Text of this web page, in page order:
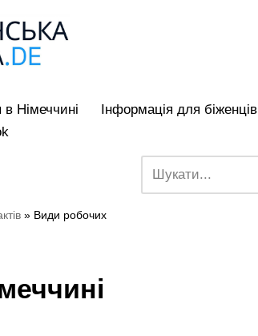
Німеччині
Iнформація для біженців
» Види робочих